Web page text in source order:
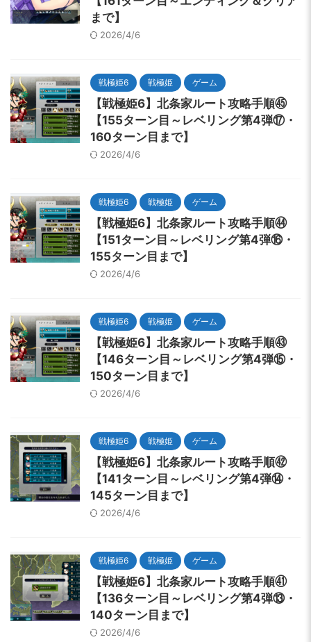
まで】
2026/4/6
戦極姫6 戦極姫 ゲーム
【戦極姫6】北条家ルート攻略手順㊺
【155ターン目～レベリング第4弾⑰・
160ターン目まで】
2026/4/6
戦極姫6 戦極姫 ゲーム
【戦極姫6】北条家ルート攻略手順㊹
【151ターン目～レベリング第4弾⑯・
155ターン目まで】
2026/4/6
戦極姫6 戦極姫 ゲーム
【戦極姫6】北条家ルート攻略手順㊸
【146ターン目～レベリング第4弾⑮・
150ターン目まで】
2026/4/6
戦極姫6 戦極姫 ゲーム
【戦極姫6】北条家ルート攻略手順㊷
【141ターン目～レベリング第4弾⑭・
145ターン目まで】
2026/4/6
戦極姫6 戦極姫 ゲーム
【戦極姫6】北条家ルート攻略手順㊶
【136ターン目～レベリング第4弾⑬・
140ターン目まで】
2026/4/6